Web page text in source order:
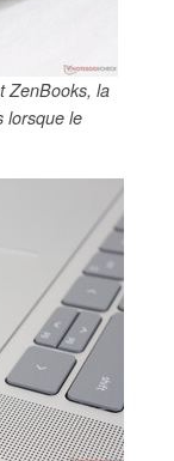
ZenBooks, la
lorsque le